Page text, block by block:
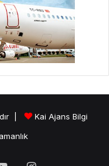
|
Kai Ajans Bilgi